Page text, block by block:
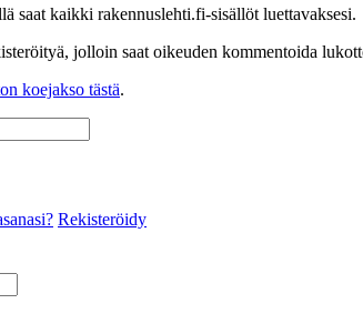
saat kaikki rakennuslehti.fi-sisällöt luettavaksesi.
jolloin saat oikeuden kommentoida
koejakso tästä.
Rekisteröidy